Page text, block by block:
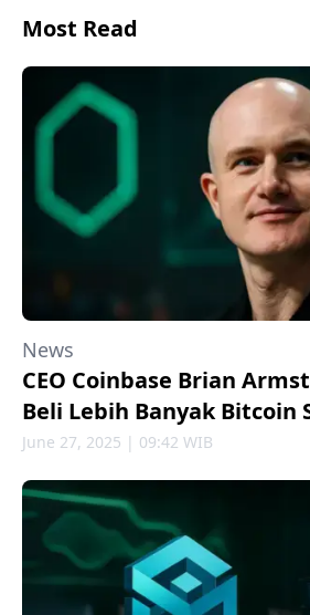
Most Read
News
CEO Coinbase Brian
Beli Lebih Banyak Bitcoin
June 27, 2025 | 09:42 WIB